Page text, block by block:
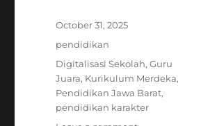
Posted
October 31, 2025
Categories
pendidikan
Tags
Digitalisasi Sekolah,Guru
Juara, Kurikulum Merdeka,
Pendidikan Jawa Barat,
pendidikan karakter